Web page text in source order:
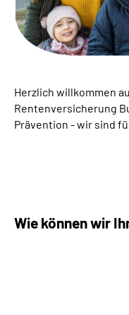
Inhalte in
Leichte Sprache
Suche
Herzlich willkommen
Rentenversicherung
Prävention - wir sind
Wie können wir